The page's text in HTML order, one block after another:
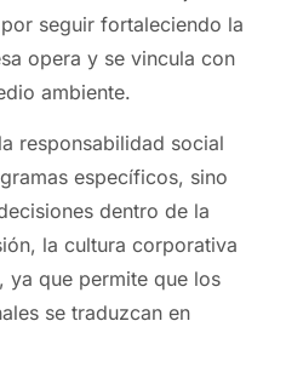
seguir fortaleciendo la
opera y se vincula con
ambiente.
responsabilidad social
específicos, sino
dentro de la
la cultura corporativa
ya que permite que los
se traduzcan en